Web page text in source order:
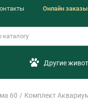
Онлайн заказы
Другие
60 Комплект